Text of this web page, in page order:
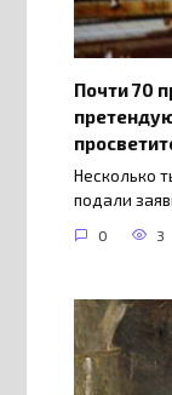
Почти 70
Несколько
подали
0 3